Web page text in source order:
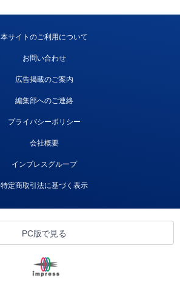
本サイトのご利用について
お問い合わせ
広告掲載のご案内
編集部へのご連絡
プライバシーポリシー
会社概要
インプレスグループ
特定商取引法に基づく表示
PC版で見る